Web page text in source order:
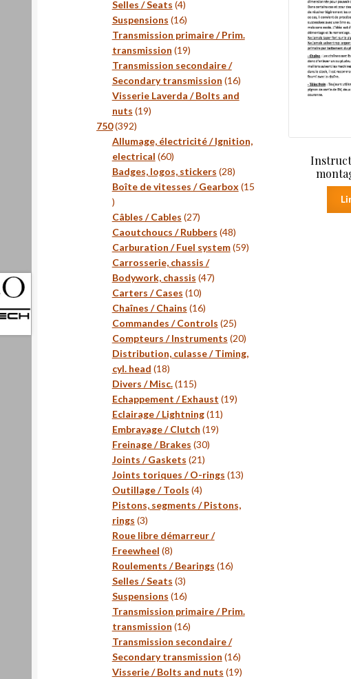
Selles / Seats 44
produits
Suspensions 1616
produits
Transmission primaire / Prim.
transmission 1919
produits
Transmission secondaire /
Secondary transmission 1616
produits
Visserie Laverda / Bolts and
nuts 1919
750 392392
produits
Allumage, électricité / Ignition,
electrical 6060
produits
Badges, logos, stickers 2828
produits
Boîte de vitesses / Gearbox 15
15
produits
Câbles / Cables 2727
produits
Caoutchoucs / Rubbers 4848
produits
Carburation / Fuel system 5959
Carrosserie, chassis /
Bodywork, chassis 4747
Carters / Cases 1010
produits
Chaînes / Chains 1616
produits
Commandes / Controls 2525
produits
Compteurs / Instruments 2020
produits
Distribution, culasse / Timing,
cyl. head 1818
produits
Divers / Misc. 115115
produits
Echappement / Exhaust 1919
Eclairage / Lightning 1111
Embrayage / Clutch 1919
Freinage / Brakes 3030
Joints / Gaskets 2121
produits
Joints toriques / O-rings 1313
Outillage / Tools 44
produits
Pistons, segments / Pistons,
rings 33
produits
Roue libre démarreur /
Freewheel 88
produits
Roulements / Bearings 1616
Selles / Seats 33
produits
Suspensions 1616
produits
Transmission primaire / Prim.
transmission 1616
produits
Transmission secondaire /
Secondary transmission 1616
produits
Visserie / Bolts and nuts 1919